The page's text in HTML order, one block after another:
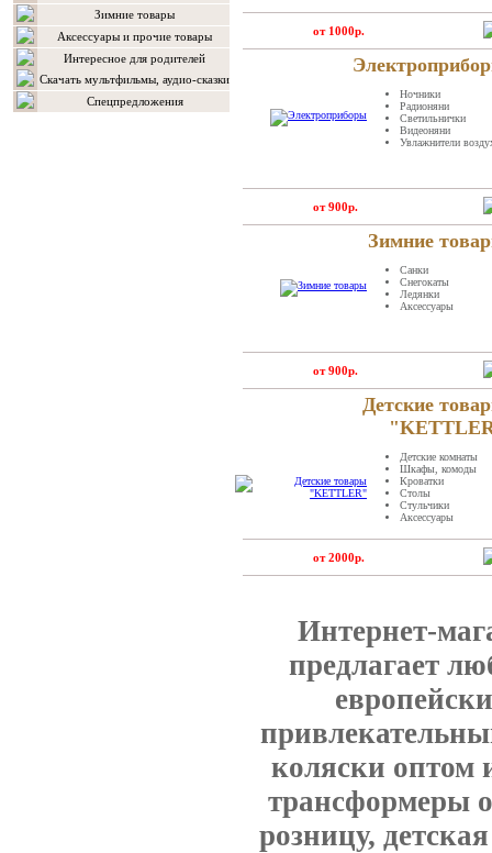
Зимние товары
Аксессуары и прочие товары
Интересное для родителей
Скачать мультфильмы, аудио-сказки
Спецпредложения
от 1000р.
Ночники
Радионяни
Светильнички
Видеоняни
Увлажнители
от 900р.
Зимние
Санки
Снегокаты
Ледянки
Аксессуары
от 900р.
Детские
Детские комнаты
Шкафы, комоды
Кроватки
Столы
Стульчики
Аксессуары
от 2000р.
Интернет-
предлагает
коляски оптом
трансформеры
розницу,